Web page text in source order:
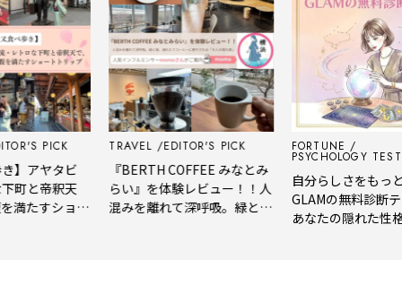
PICK
】アヤタビ
町と帝釈天
満たすショー
TRAVEL EDITOR'S PICK
『BERTH COFFEE みなとみ
らい』を体験レビュー！！人
混みを離れて深呼吸。緑と
FORTUNE
PSYCHOLOGY TEST
自分らしさをもっ
GLAMの無料診断テ
あなたの隠れた性